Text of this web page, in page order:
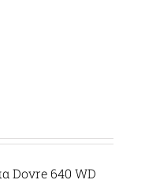
Dovre 640 WD